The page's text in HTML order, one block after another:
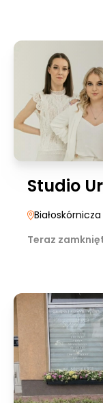
Studio
Białoskórnicza
Teraz